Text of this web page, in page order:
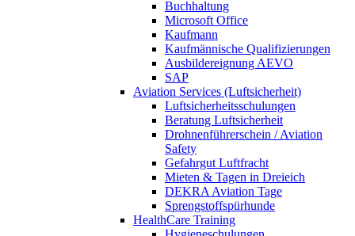
Buchhaltung
Microsoft Office
Kaufmann
Kaufmännische Qualifizierungen
Ausbildereignung AEVO
SAP
Aviation Services (Luftsicherheit)
Luftsicherheitsschulungen
Beratung Luftsicherheit
Drohnenführerschein / Aviation
Safety
Gefahrgut Luftfracht
Mieten & Tagen in Dreieich
DEKRA Aviation Tage
Sprengstoffspürhunde
HealthCare Training